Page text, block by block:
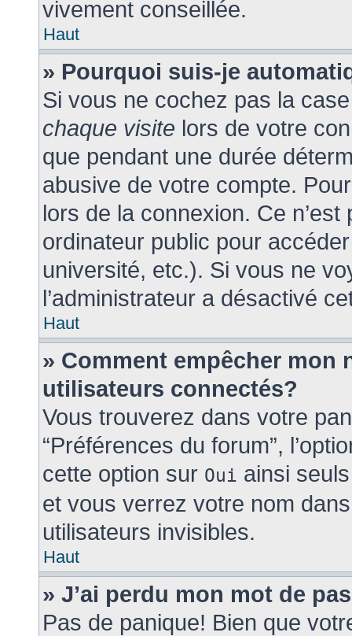
vivement conseillée.
Haut
» Pourquoi suis-je
Si vous ne cochez pas la
chaque visite lors de votre
que pendant une durée
abusive de votre compte.
lors de la connexion. Ce
ordinateur public pour
université, etc.). Si vous ne
l’administrateur a désactivé
Haut
» Comment empêcher mon
utilisateurs connectés?
Vous trouverez dans votre
“Préférences du forum”,
cette option sur Oui ainsi
et vous verrez votre nom
utilisateurs invisibles.
Haut
» J’ai perdu mon mot de
Pas de panique! Bien que